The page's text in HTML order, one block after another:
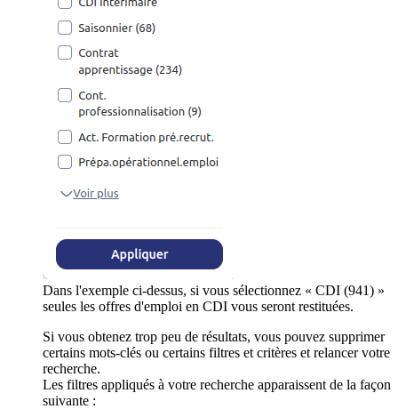
Dans l'exemple ci-dessus, si vous sélectionnez « CDI (941) »
seules les offres d'emploi en CDI vous seront restituées.
Si vous obtenez trop peu de résultats, vous pouvez supprimer
certains mots-clés ou certains filtres et critères et relancer votre
recherche.
Les filtres appliqués à votre recherche apparaissent de la façon
suivante :